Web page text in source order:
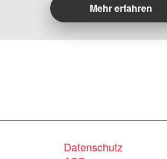
Mehr erfahren
Datenschutz